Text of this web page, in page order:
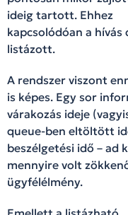
ideig tartott. Ehhez
kapcsolódóan a hívás
listázott.
A rendszer viszont
is képes. Egy sor
várakozás ideje
queue-ben eltöltött
beszélgetési idő – ad
mennyire volt
ügyfélélmény.